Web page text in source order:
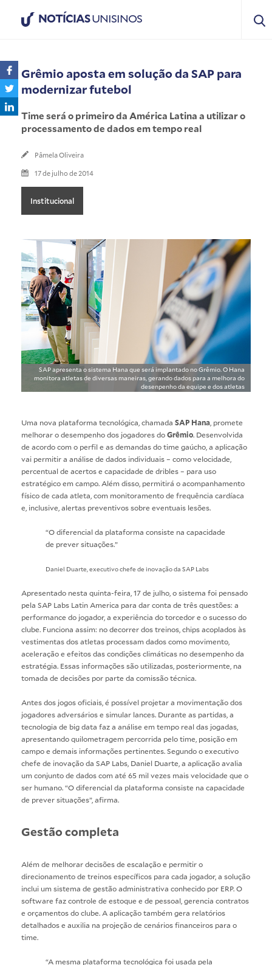
NOTÍCIASUNISINOS
Grêmio aposta em solução da SAP para
modernizar futebol
Time será o primeiro da América Latina a utilizar o
processamento de dados em tempo real
Pâmela Oliveira
17 de julho de 2014
Institucional
SAP apresenta o sistema Hana que será implantado no Grêmio. O Hana
monitora atletas de diversas maneiras, gerando dados para a melhora do
desenpenho da equipe e dos atletas
Uma nova plataforma tecnológica, chamada SAP Hana , promete
melhorar o desempenho dos jogadores doGrêmio. Desenvolvida
de acordo com o perfil e as demandas do time gaúcho, a aplicação
vai permitir a análise de dados individuais – como velocidade,
percentual de acertos e capacidade de dribles – para uso
estratégico em campo. Além disso, permitirá o acompanhamento
físico de cada atleta, com monitoramento de frequência cardíaca
e, inclusive, alertas preventivos sobre eventuais lesões.
“O diferencial da plataforma consiste na capacidade
de prever situações.”
Daniel Duarte, executivo chefe de inovação da SAP Labs
Apresentado nesta quinta-feira, 17 de julho, o sistema foi pensado
pela SAP Labs Latin America para dar conta de três questões: a
performance do jogador, a experiência do torcedor e o sucesso do
clube. Funciona assim: no decorrer dos treinos, chips acoplados às
vestimentas dos atletas processam dados como movimento,
aceleração e efeitos das condições climáticas no desempenho da
estratégia. Essas informações são utilizadas, posteriormente, na
tomada de decisões por parte da comissão técnica.
Antes dos jogos oficiais, é possível projetar a movimentação dos
jogadores adversários e simular lances. Durante as partidas, a
tecnologia de big data faz a análise em tempo real das jogadas,
apresentando quilometragem percorrida pelo time, posição em
campo e demais informações pertinentes. Segundo o executivo
chefe de inovação da SAP Labs, Daniel Duarte, a aplicação avalia
um conjunto de dados com até 65 mil vezes mais velocidade que o
ser humano. “O diferencial da plataforma consiste na capacidade
de prever situações”, afirma.
Gestão completa
Além de melhorar decisões de escalação e permitir o
direcionamento de treinos específicos para cada jogador, a solução
inclui um sistema de gestão administrativa conhecido por ERP. O
software faz controle de estoque e de pessoal, gerencia contratos
e orçamentos do clube. A aplicação também gera relatórios
detalhados e auxilia na projeção de cenários financeiros para o
time.
“A mesma plataforma tecnológica foi usada pela